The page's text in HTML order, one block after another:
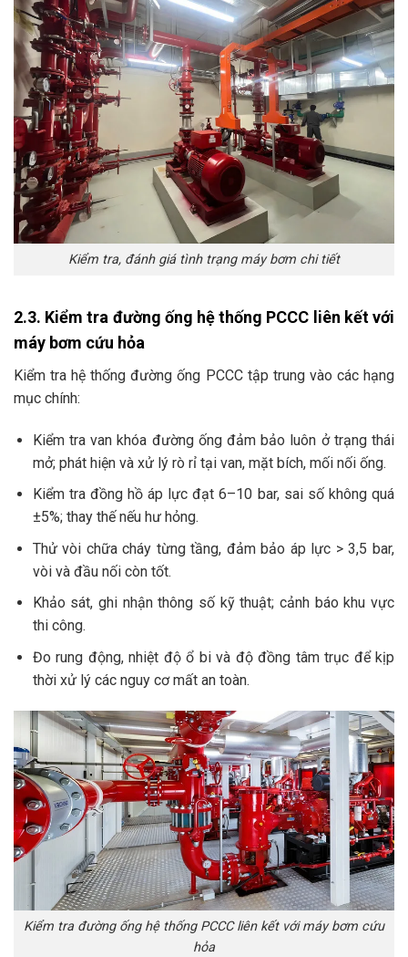
Kiểm tra, đánh giá tình trạng máy bơm chi tiết
2.3. Kiểm tra đường ống hệ thống PCCC liên kết với
máy bơm cứu hỏa
Kiểm tra hệ thống đường ống PCCC tập trung vào các hạng
mục chính:
Kiểm tra van khóa đường ống đảm bảo luôn ở trạng thái
mở; phát hiện và xử lý rò rỉ tại van, mặt bích, mối nối ống.
Kiểm tra đồng hồ áp lực đạt 6–10 bar, sai số không quá
±5%; thay thế nếu hư hỏng.
Thử vòi chữa cháy từng tầng, đảm bảo áp lực > 3,5 bar,
vòi và đầu nối còn tốt.
Khảo sát, ghi nhận thông số kỹ thuật; cảnh báo khu vực
thi công.
Đo rung động, nhiệt độ ổ bi và độ đồng tâm trục để kịp
thời xử lý các nguy cơ mất an toàn.
Kiểm tra đường ống hệ thống PCCC liên kết với máy bơm cứu
hỏa